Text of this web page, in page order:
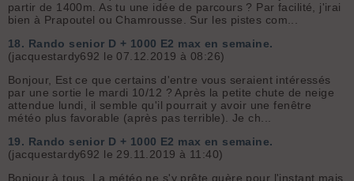
partir de 1400m. As tu une idée de parcours ? Par facilité, j'irai
bien à Prapoutel ou Chamrousse. Sur les pistes com...
18. Rando senior D + 1000 E2 max en semaine.
(jacquestardy692 le 07.12.2019 à 08:26)
Bonjour, Est ce que certains d'entre vous seraient intéressés
par une sortie le mardi 10/12 ? Après la petite chute de neige
attendue lundi, il semble qu'il pourrait y avoir une fenêtre
météo plus favorable (après pas terrible). Je ch...
19. Rando senior D + 1000 E2 max en semaine.
(jacquestardy692 le 29.11.2019 à 11:40)
Bonjour à tous, La météo ne s'y prête guère pour l'instant mais